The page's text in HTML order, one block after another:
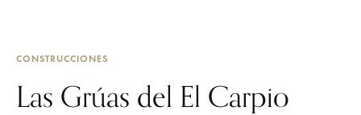
CONSTRUCCIONES
Las Grúas del El Carpio